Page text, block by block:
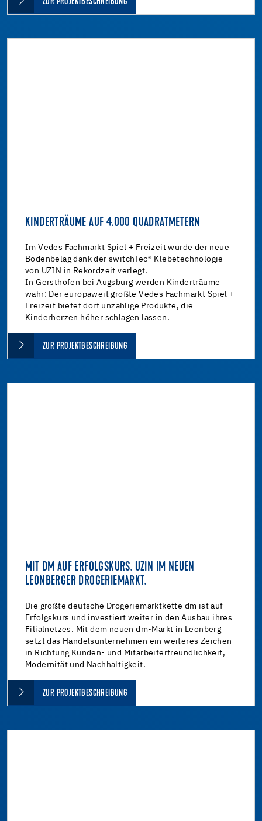
KINDERTRÄUME AUF 4.000 QUADRATMETERN
Im Vedes Fachmarkt Spiel + Freizeit wurde der neue
Bodenbelag dank der switchTec® Klebetechnologie
von UZIN in Rekordzeit verlegt.
In Gersthofen bei Augsburg werden Kinderträume
wahr: Der europaweit größte Vedes Fachmarkt Spiel +
Freizeit bietet dort unzählige Produkte, die
Kinderherzen höher schlagen lassen.
ZUR PROJEKTBESCHREIBUNG
MIT DM AUF ERFOLGSKURS. UZIN IM NEUEN
LEONBERGER DROGERIEMARKT.
Die größte deutsche Drogeriemarktkette dm ist auf
Erfolgskurs und investiert weiter in den Ausbau ihres
Filialnetzes. Mit dem neuen dm-Markt in Leonberg
setzt das Handelsunternehmen ein weiteres Zeichen
in Richtung Kunden- und Mitarbeiterfreundlichkeit,
Modernität und Nachhaltigkeit.
ZUR PROJEKTBESCHREIBUNG